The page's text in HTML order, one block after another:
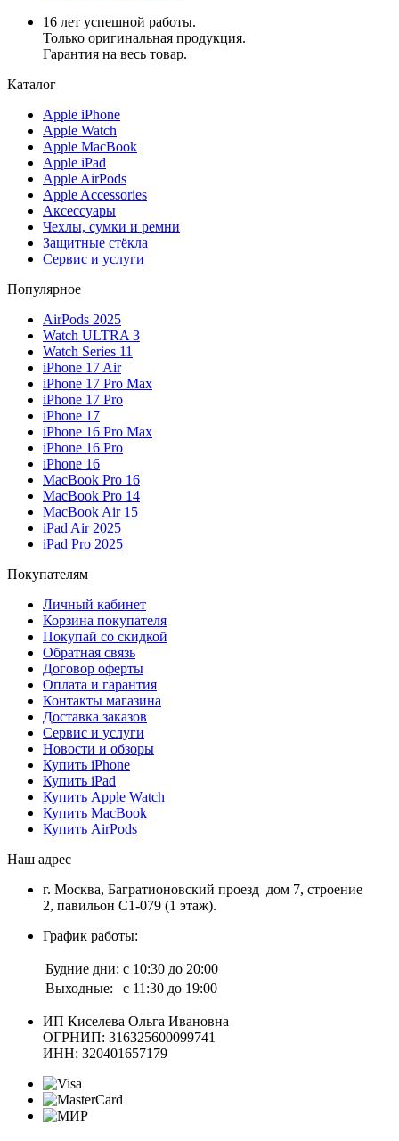
16 лет успешной работы.
Только оригинальная продукция.
Гарантия на весь товар.
Каталог
Apple iPhone
Apple Watch
Apple MacBook
Apple iPad
Apple AirPods
Apple Accessories
Аксессуары
Чехлы, сумки и ремни
Защитные стёкла
Сервис и услуги
Популярное
AirPods 2025
Watch ULTRA 3
Watch Series 11
iPhone 17 Air
iPhone 17 Pro Max
iPhone 17 Pro
iPhone 17
iPhone 16 Pro Max
iPhone 16 Pro
iPhone 16
MacBook Pro 16
MacBook Pro 14
MacBook Air 15
iPad Air 2025
iPad Pro 2025
Покупателям
Личный кабинет
Корзина покупателя
Покупай со скидкой
Обратная связь
Договор оферты
Оплата и гарантия
Контакты магазина
Доставка заказов
Сервис и услуги
Новости и обзоры
Купить iPhone
Купить iPad
Купить Apple Watch
Купить MacBook
Купить AirPods
Наш адрес
г. Москва, Багратионовский проезд дом 7, строение
2, павильон С1-079 (1 этаж).
График работы:
Будние дни: с 10:30 до 20:00
Выходные:
с 11:30 до 19:00
ИП Киселева Ольга Ивановна
ОГРНИП: 316325600099741
ИНН: 320401657179